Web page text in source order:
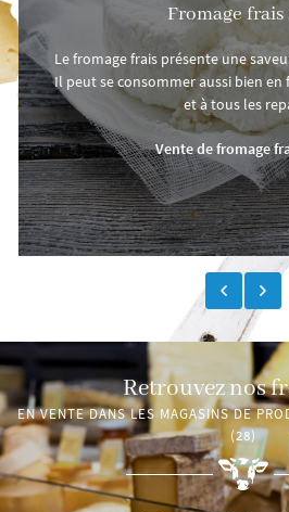
Fromage frais
Le fromage frais présente une
Il peut se consommer aussi bien en
et à tous les
Vente de fromage
Retrouvez nos
EN VENTE DANS LES MAGASINS DE
(28)